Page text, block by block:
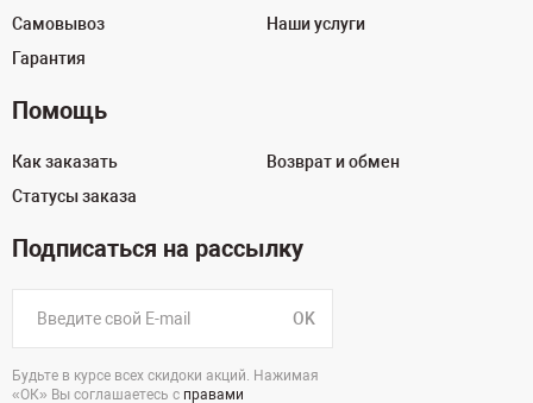
Самовывоз
Гарантия
Наши услуги
Помощь
Как заказать
Статусы заказа
Возврат и обмен
Подписаться на рассылку
OK
Будьте в курсе всех скидоки акций. Нажимая
«ОК» Вы соглашаетесь с правами